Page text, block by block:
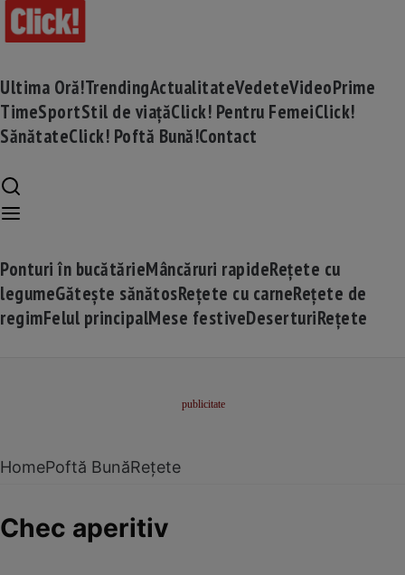
Ultima Oră!TrendingActualitateVedeteVideoPrime
TimeSportStil de viațăClick! Pentru FemeiClick!
SănătateClick! Poftă Bună!Contact
Ponturi în bucătărieMâncăruri rapideRețete cu
legumeGătește sănătosRețete cu carneRețete de
regimFelul principalMese festiveDeserturiRețete
HomePoftă BunăRețete
Chec aperitiv